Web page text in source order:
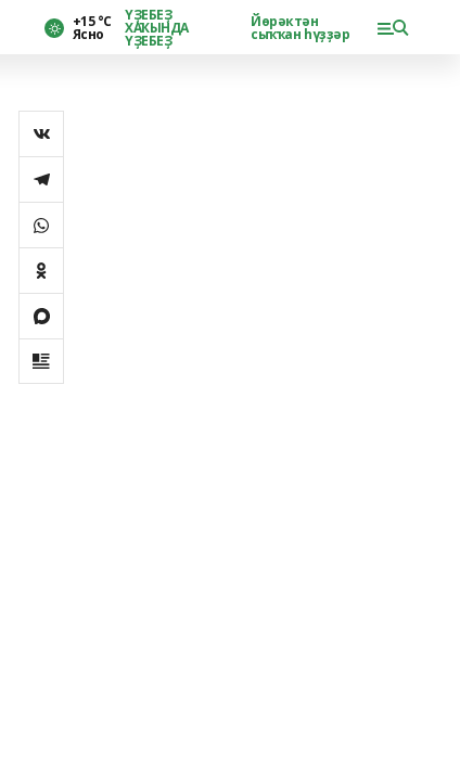
+15 °С
Ясно
ҮҘЕБЕҘ
ХАҠЫНДА
ҮҘЕБЕҘ
Йөрәктән
сыҡҡан һүҙҙәр